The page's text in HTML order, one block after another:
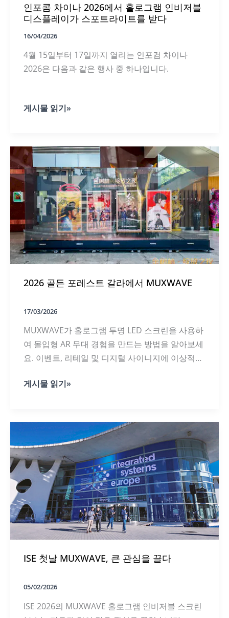
술
의
혁
신
전
인포콤 차이나 2026에서 홀로그램 인비저블
디스플레이가 스포트라이트를 받다
16/04/2026
4월 15일부터 17일까지 열리는 인포컴 차이나
2026은 다음과 같은 행사 중 하나입니다.
인
이
나
2026
에
서
홀
로
램
인
비
저
블
스
이
스
포
트
라
트
를
게시물 읽기»
2026 골든 포레스트 갈라에서 MUXWAVE
17/03/2026
MUXWAVE가 홀로그램 투명 LED 스크린을 사용하
여 몰입형 AR 무대 경험을 만드는 방법을 알아보세
요. 이벤트, 리테일 및 디지털 사이니지에 이상적입
2026
레
트
갈
라
에
서
MUXWAVE
게시물 읽기»
ISE 첫날 MUXWAVE, 큰 관심을 끌다
05/02/2026
ISE 2026의 MUXWAVE 홀로그램 인비저블 스크린